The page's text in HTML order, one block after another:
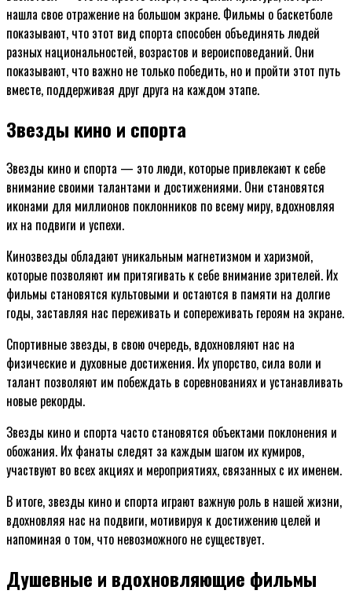
нашла свое отражение на большом экране. Фильмы о баскетболе
показывают, что этот вид спорта способен объединять людей
разных национальностей, возрастов и вероисповеданий. Они
показывают, что важно не только победить, но и пройти этот путь
вместе, поддерживая друг друга на каждом этапе.
Звезды кино и спорта
Звезды кино и спорта — это люди, которые привлекают к себе
внимание своими талантами и достижениями. Они становятся
иконами для миллионов поклонников по всему миру, вдохновляя
их на подвиги и успехи.
Кинозвезды обладают уникальным магнетизмом и харизмой,
которые позволяют им притягивать к себе внимание зрителей. Их
фильмы становятся культовыми и остаются в памяти на долгие
годы, заставляя нас переживать и сопереживать героям на экране.
Спортивные звезды, в свою очередь, вдохновляют нас на
физические и духовные достижения. Их упорство, сила воли и
талант позволяют им побеждать в соревнованиях и устанавливать
новые рекорды.
Звезды кино и спорта часто становятся объектами поклонения и
обожания. Их фанаты следят за каждым шагом их кумиров,
участвуют во всех акциях и мероприятиях, связанных с их именем.
В итоге, звезды кино и спорта играют важную роль в нашей жизни,
вдохновляя нас на подвиги, мотивируя к достижению целей и
напоминая о том, что невозможного не существует.
Душевные и вдохновляющие фильмы